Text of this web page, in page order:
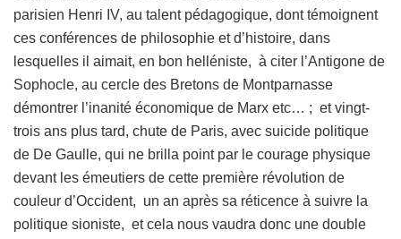
parisien Henri IV, au talent pédagogique, dont témoignent
ces conférences de philosophie et d’histoire, dans
lesquelles il aimait, en bon helléniste, à citer l’Antigone de
Sophocle, au cercle des Bretons de Montparnasse
démontrer l’inanité économique de Marx etc… ; et vingt-
trois ans plus tard, chute de Paris, avec suicide politique
de De Gaulle, qui ne brilla point par le courage physique
devant les émeutiers de cette première révolution de
couleur d’Occident, un an après sa réticence à suivre la
politique sioniste, et cela nous vaudra donc une double